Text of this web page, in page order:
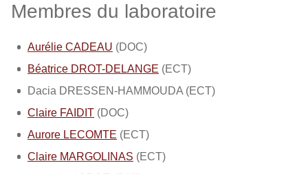
Membres du laboratoire
Aurélie CADEAU (DOC)
Béatrice DROT-DELANGE (ECT)
Dacia DRESSEN-HAMMOUDA (ECT)
Claire FAIDIT (DOC)
Aurore LECOMTE (ECT)
Claire MARGOLINAS (ECT)